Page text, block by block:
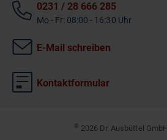
0231 / 28 666 285
Mo - Fr: 08:00 - 16:30 Uhr
E-Mail schreiben
Kontaktformular
© 2026 Dr. Ausbüttel